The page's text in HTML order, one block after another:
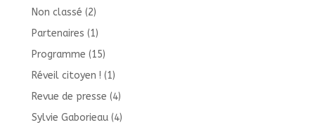
Non classé (2)
Partenaires (1)
Programme (15)
Réveil citoyen ! (1)
Revue de presse (4)
Sylvie Gaborieau(4)